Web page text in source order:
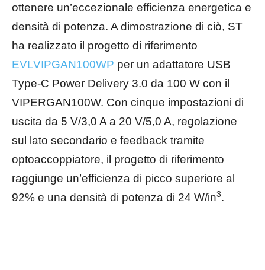
ottenere un’eccezionale efficienza energetica e
densità di potenza. A dimostrazione di ciò, ST
ha realizzato il progetto di riferimento
EVLVIPGAN100WP per un adattatore USB
Type-C Power Delivery 3.0 da 100 W con il
VIPERGAN100W. Con cinque impostazioni di
uscita da 5 V/3,0 A a 20 V/5,0 A, regolazione
sul lato secondario e feedback tramite
optoaccoppiatore, il progetto di riferimento
raggiunge un’efficienza di picco superiore al
92% e una densità di potenza di 24 W/in3.